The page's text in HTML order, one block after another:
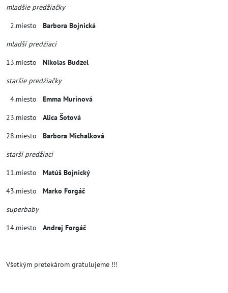
mladšie predžiačky
2.miesto Barbora Bojnická
mladší predžiaci
13.miesto Nikolas Budzel
staršie predžiačky
4.miesto Emma Murínová
23.miesto Alica Šotová
28.miesto Barbora Michalková
starší predžiaci
11.miesto Matúš Bojnický
43.miesto Marko Forgáč
superbaby
14.miesto Andrej Forgáč
Všetkým pretekárom gratulujeme !!!